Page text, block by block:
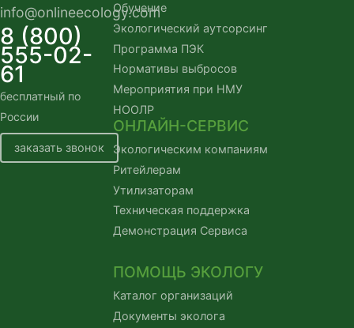
info@onlineecology.com
8 (800)
555-02-
61
бесплатный по
России
заказать звонок
Обучение
Экологический аутсорсинг
Программа ПЭК
Нормативы выбросов
Мероприятия при НМУ
НООЛР
ОНЛАЙН-СЕРВИС
Экологическим компаниям
Ритейлерам
Утилизаторам
Техническая поддержка
Демонстрация Сервиса
ПОМОЩЬ ЭКОЛОГУ
Каталог организаций
Документы эколога